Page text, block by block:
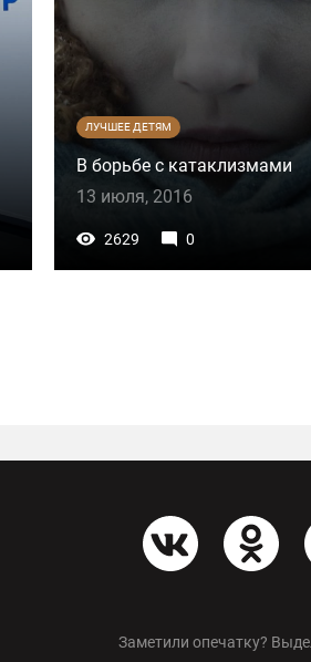
ЛУЧШЕЕ ДЕТЯМ
В борьбе с катаклизмами
13 июля, 2016
2629 0
Заметили опечатку?